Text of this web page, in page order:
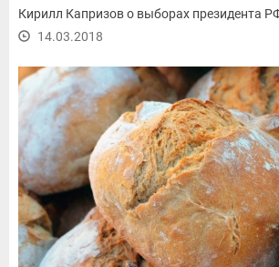
Кирилл Капризов о выборах президента
14.03.2018